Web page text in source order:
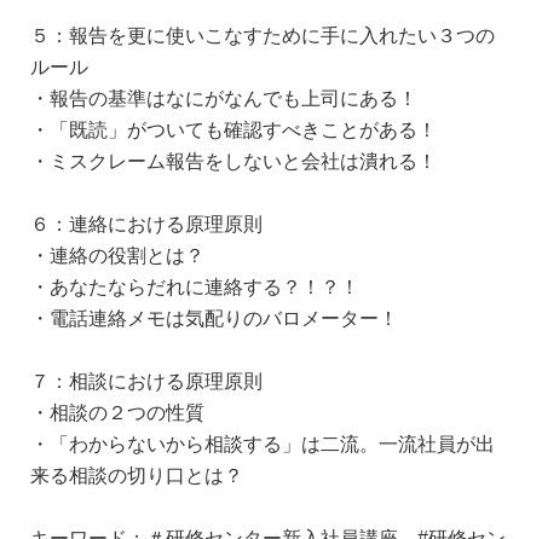
５：報告を更に使いこなすために手に入れたい３つの
ルール
・報告の基準はなにがなんでも上司にある！
・「既読」がついても確認すべきことがある！
・ミスクレーム報告をしないと会社は潰れる！
６：連絡における原理原則
・連絡の役割とは？
・あなたならだれに連絡する？！？！
・電話連絡メモは気配りのバロメーター！
７：相談における原理原則
・相談の２つの性質
・「わからないから相談する」は二流。一流社員が出
来る相談の切り口とは？